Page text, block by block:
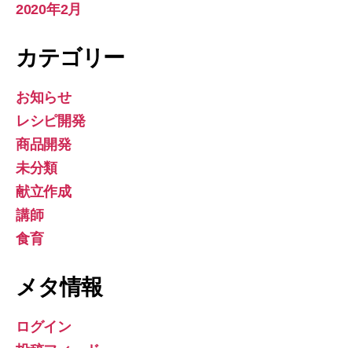
2020年2月
カテゴリー
お知らせ
レシピ開発
商品開発
未分類
献立作成
講師
食育
メタ情報
ログイン